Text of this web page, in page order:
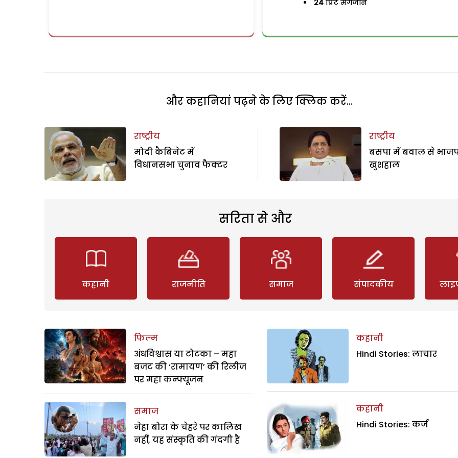
24 प्रिंट मैगजीन
और कहानियां पढ़ने के लिए क्लिक करें...
राष्ट्रीय
मोदी कैबिनेट में
विधानसभा चुनाव फैक्टर
राष्ट्रीय
बसपा में बवाल से
खुशहाल
सरिता से और
कहानी राजनीति समाज संपादकीय
फिल्म
अंधविश्वास या टोटका – महा
बजट की ‘रामायण’ की रिलीज
पर महा कन्फ्यूजन
समाज
नेहा बोरा के चेहरे पर कालिख
नहीं, यह संस्कृति की गंदगी है
कहानी
Hindi Stories: लाचार
कहानी
Hindi Stories: कर्ज